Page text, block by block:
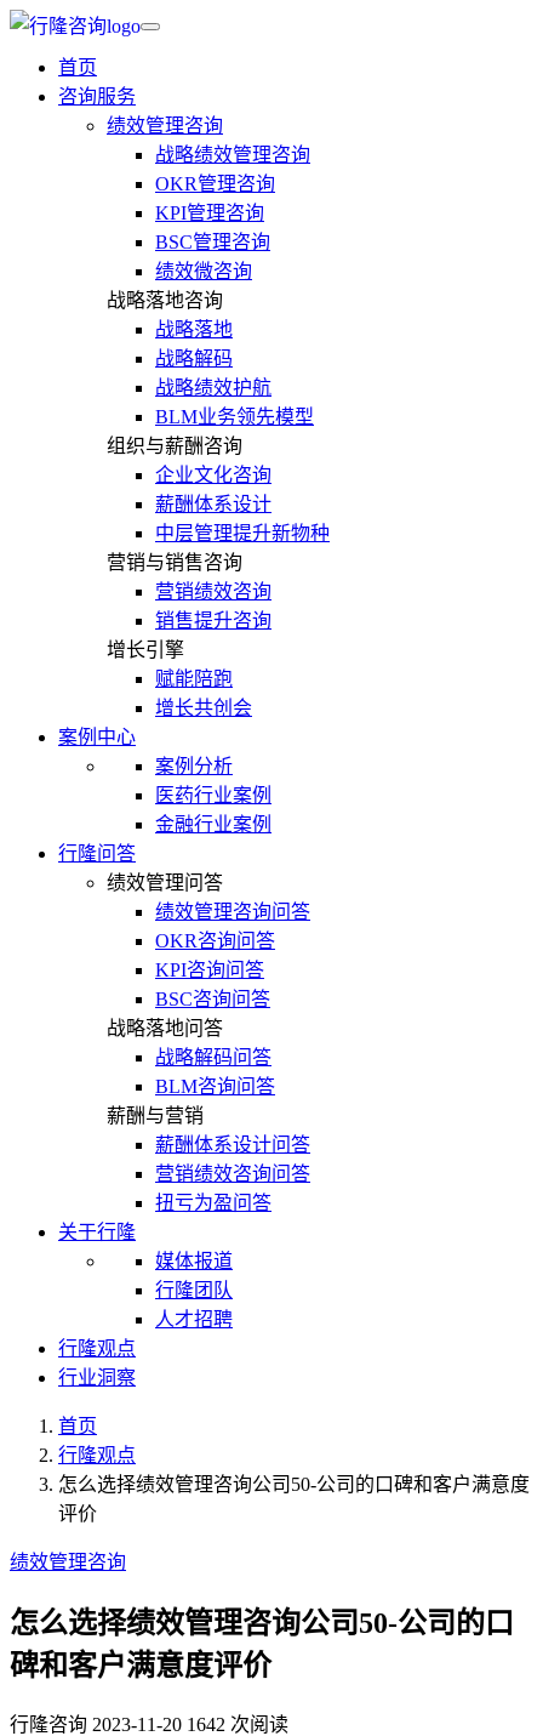
首页
咨询服务
绩效管理咨询
战略绩效管理咨询
OKR管理咨询
KPI管理咨询
BSC管理咨询
绩效微咨询
战略落地咨询
战略落地
战略解码
战略绩效护航
BLM业务领先模型
组织与薪酬咨询
企业文化咨询
薪酬体系设计
中层管理提升新物种
营销与销售咨询
营销绩效咨询
销售提升咨询
增长引擎
赋能陪跑
增长共创会
案例中心
案例分析
医药行业案例
金融行业案例
行隆问答
绩效管理问答
绩效管理咨询问答
OKR咨询问答
KPI咨询问答
BSC咨询问答
战略落地问答
战略解码问答
BLM咨询问答
薪酬与营销
薪酬体系设计问答
营销绩效咨询问答
扭亏为盈问答
关于行隆
媒体报道
行隆团队
人才招聘
行隆观点
行业洞察
首页
行隆观点
怎么选择绩效管理咨询公司50-公司的口碑和客户满意度
评价
绩效管理咨询
怎么选择绩效管理咨询公司50-公司的口
碑和客户满意度评价
行隆咨询 2023-11-20 1642 次阅读